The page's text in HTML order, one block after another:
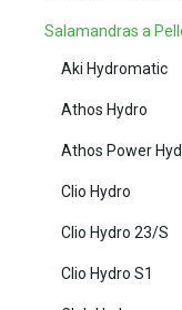
Salamandras a
Aki Hydromatic
Athos Hydro
Athos Power
Clio Hydro
Clio Hydro 23/S
Clio Hydro S1